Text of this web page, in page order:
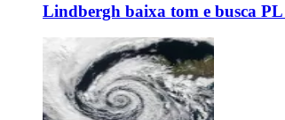
Lindbergh baixa tom e busca